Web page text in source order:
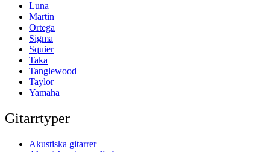
Luna
Martin
Ortega
Sigma
Squier
Taka
Tanglewood
Taylor
Yamaha
Gitarrtyper
Akustiska gitarrer